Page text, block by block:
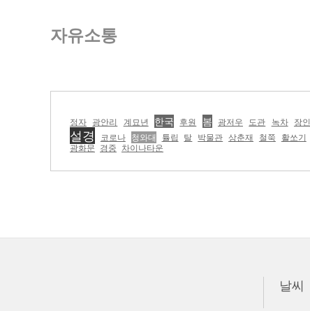
자유소통
정자 광안리 계묘년 한국 후원 봄 광저우 도관 녹차 장인
설경 코로나 청와대 튤립 탈 박물관 상춘재 철쭉 활쏘기
광화문 경중 차이나타운
날씨